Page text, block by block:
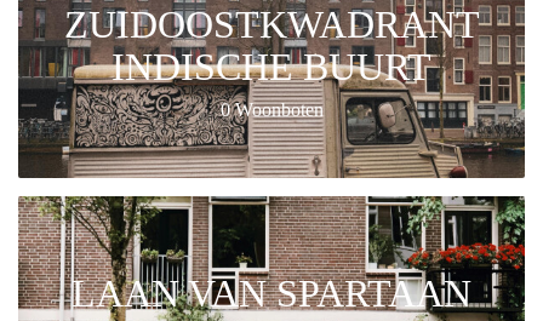
ZUIDOOSTKWADRANT
INDISCHE BUURT
0 Woonboten
LAAN VAN SPARTAAN